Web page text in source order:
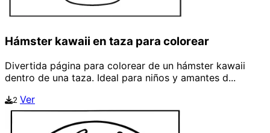
Hámster kawaii en taza para colorear
Divertida página para colorear de un hámster kawaii
dentro de una taza. Ideal para niños y amantes d...
2 Ver